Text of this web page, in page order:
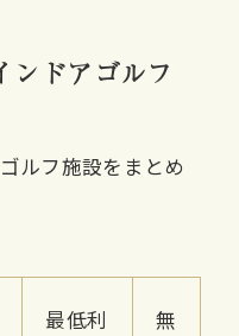
ンドアゴルフ
ルフ施設をまとめ
最低利
無